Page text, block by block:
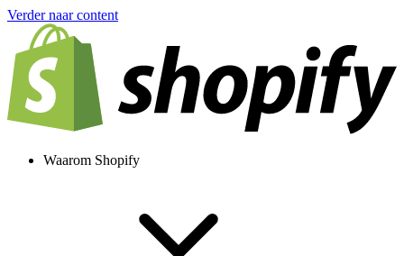
Verder naar content
Waarom Shopify